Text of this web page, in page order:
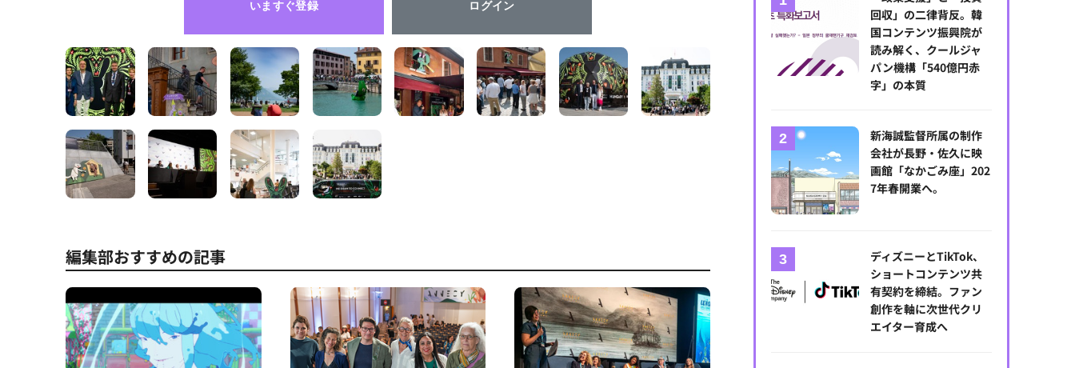
いますぐ登録 ログイン
編集部おすすめの記事
回収」の二律背反。韓
国コンテンツ振興院が
読み解く、クールジャ
パン機構「540億円赤
字」の本質
新海誠監督所属の制作
会社が長野・佐久に映
画館「なかごみ座」202
7年春開業へ。
ディズニーとTikTok、
ショートコンテンツ共
有契約を締結。ファン
創作を軸に次世代クリ
エイター育成へ